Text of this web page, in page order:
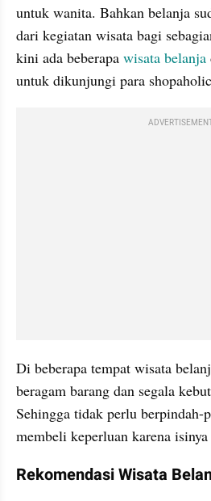
untuk wanita. Bahkan belanja
dari kegiatan wisata bagi
kini ada beberapa wisata belanja
untuk dikunjungi para
Di beberapa tempat wisata
beragam barang dan segala
Sehingga tidak perlu berpindah-
membeli keperluan karena
Rekomendasi Wisata